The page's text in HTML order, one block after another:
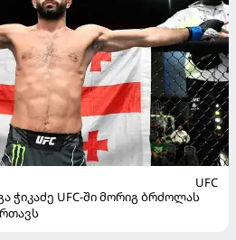
UFC
ჭიკაძე UFC-ში მორიგ ბრძოლას